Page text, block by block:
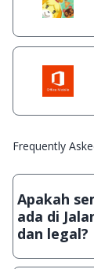
Frequently
Apakah
ada di
dan legal?
Ya,